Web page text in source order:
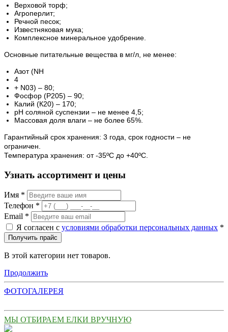
Верховой торф;
Агроперлит;
Речной песок;
Известняковая мука;
Комплексное минеральное удобрение.
Основные питательные вещества в мг/л, не менее:
Азот (NH
4
+ N03) – 80;
Фосфор (Р205) – 90;
Калий (К20) – 170;
рН соляной суспензии – не менее 4,5;
Массовая доля влаги – не более 65%.
Гарантийный срок хранения: 3 года, срок годности – не
ограничен.
Температура хранения: от -35ºС до +40ºС.
Узнать ассортимент и цены
Имя *
Телефон *
Email *
Я согласен с условиями обработки персональных данных *
Получить прайс
В этой категории нет товаров.
Продолжить
ФОТОГАЛЕРЕЯ
МЫ ОТБИРАЕМ ЕЛКИ ВРУЧНУЮ